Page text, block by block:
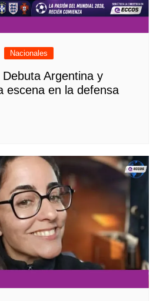
Nacionales
Argentina y
escena en la defensa